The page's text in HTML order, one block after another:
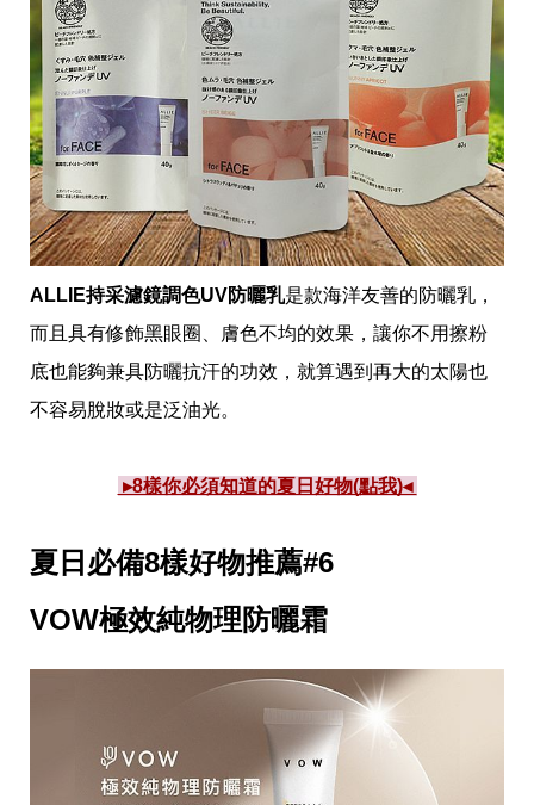
ALLIE持采濾鏡調色UV防曬乳是款海洋友善的防曬乳，
而且具有修飾黑眼圈、膚色不均的效果，讓你不用擦粉
底也能夠兼具防曬抗汗的功效，就算遇到再大的太陽也
不容易脫妝或是泛油光。
▸8樣你必須知道的夏日好物(點我)◂
夏日必備8樣好物推薦#6
VOW極效純物理防曬霜